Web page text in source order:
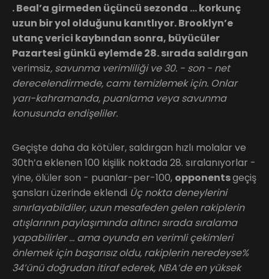
. Beal’a girmeden üçüncü sezonda … korkunç
uzun bir yol olduğunu kanıtlıyor. Brooklyn’e
utanç verici kaybından sonra, büyücüler
Pazartesi günkü eylemde 28. sırada saldırgan
verimsiz, savunma verimliliği ve 30. - son - net
derecelendirmede, camı temizlemek için. Onlar
yarı-kahramanda, puanlama veya savunma
konusunda endişeliler.
Geçişte daha da kötüler, saldırgan hızlı molalar ve
30th’a eklenen 100 kişilik noktada 28. sıralanıyorlar -
yine, ölüler son - puanlar-per-100, opponentsgeçiş
şansları üzerinde eklendi Üç nokta deneylerini
sınırlayabildiler, uzun mesafeden gelen rakiplerin
atışlarının paylaşımında altıncı sırada sıralama
yapabilirler … ama oyunda en verimli çekimleri
önlemek için başarısız oldu, rakiplerin neredeyse%
34’ünü doğrudan itiraf ederek, NBA’de en yüksek